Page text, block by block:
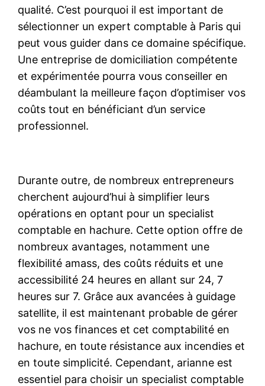
qualité. C’est pourquoi il est important de
sélectionner un expert comptable à Paris qui
peut vous guider dans ce domaine spécifique.
Une entreprise de domiciliation compétente
et expérimentée pourra vous conseiller en
déambulant la meilleure façon d’optimiser vos
coûts tout en bénéficiant d’un service
professionnel.
Durante outre, de nombreux entrepreneurs
cherchent aujourd’hui à simplifier leurs
opérations en optant pour un specialist
comptable en hachure. Cette option offre de
nombreux avantages, notamment une
flexibilité amass, des coûts réduits et une
accessibilité 24 heures en allant sur 24, 7
heures sur 7. Grâce aux avancées à guidage
satellite, il est maintenant probable de gérer
vos ne vos finances et cet comptabilité en
hachure, en toute résistance aux incendies et
en toute simplicité. Cependant, arianne est
essentiel para choisir un specialist comptable